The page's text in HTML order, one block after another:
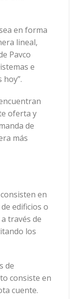
en forma
lineal,
Pavco
e
oferta y
de
más
en
edificios o
través de
los
de
consiste en
cuente.